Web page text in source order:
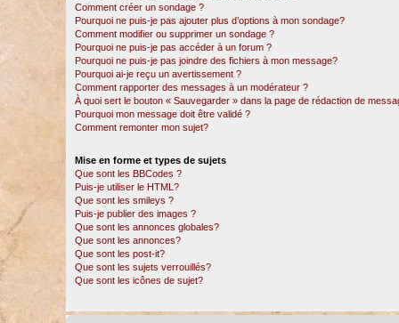
Comment créer un sondage ?
Pourquoi ne puis-je pas ajouter plus d’options à mon sondage?
Comment modifier ou supprimer un sondage ?
Pourquoi ne puis-je pas accéder à un forum ?
Pourquoi ne puis-je pas joindre des fichiers à mon message?
Pourquoi ai-je reçu un avertissement ?
Comment rapporter des messages à un modérateur ?
À quoi sert le bouton « Sauvegarder » dans la page de rédaction de
Pourquoi mon message doit être validé ?
Comment remonter mon sujet?
Mise en forme et types de sujets
Que sont les BBCodes ?
Puis-je utiliser le HTML?
Que sont les smileys ?
Puis-je publier des images ?
Que sont les annonces globales?
Que sont les annonces?
Que sont les post-it?
Que sont les sujets verrouillés?
Que sont les icônes de sujet?